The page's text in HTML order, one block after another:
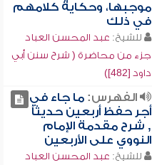
موجبها، وحكاية كلامهم
في ذلك
للشيخ: عبد المحسن العباد
جزء من محاضرة ( شرح سنن أبي
داود [482])
الفهرس:ما جاء في
أجر حفظ أربعين حديثاً
, شرح مقدمة الإمام
النووي على الأربعين
للشيخ: عبد المحسن العباد